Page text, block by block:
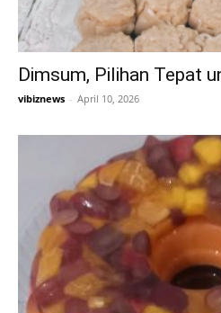
Dimsum, Pilihan Tepat
vibiznews - April 10, 2026